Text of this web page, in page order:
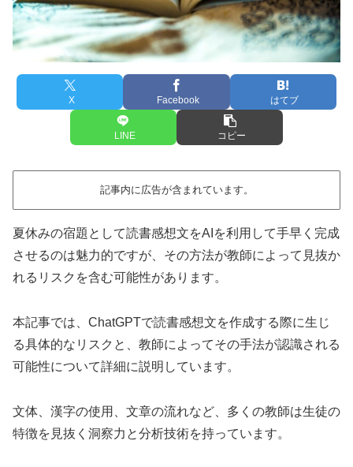
X Facebook はてブ
LINE コピー
記事内に広告が含まれています。
夏休みの宿題として読書感想文をAIを利用して手早く完成
させるのは魅力的ですが、その方法が教師によって見抜か
れるリスクを含む可能性があります。
本記事では、ChatGPTで読書感想文を作成する際に生じ
る具体的なリスクと、教師によってその手法が認識される
可能性について詳細に説明しています。
文体、漢字の使用、文章の流れなど、多くの教師は生徒の
特徴を見抜く洞察力と分析技術を持っています。